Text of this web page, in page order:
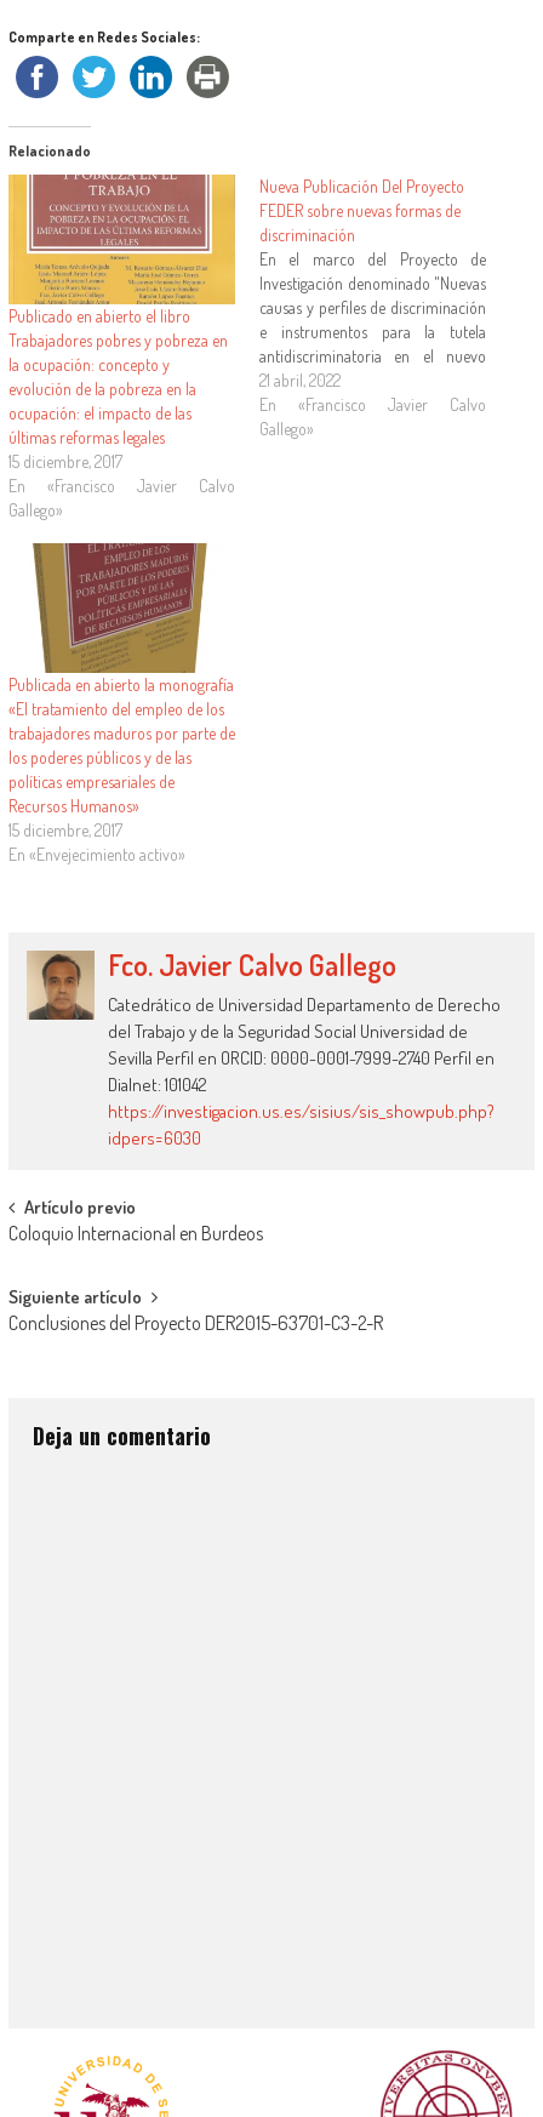
Comparte en Redes Sociales:
Relacionado
Publicado en abierto el libro
Trabajadores pobres y pobreza en
la ocupación: concepto y
evolución de la pobreza en la
ocupación: el impacto de las
últimas reformas legales
15 diciembre, 2017
En «Francisco Javier Calvo
Gallego»
Nueva Publicación Del Proyecto
FEDER sobre nuevas formas de
discriminación
En el marco del Proyecto de
Investigación denominado "Nuevas
causas y perfiles de discriminación
e instrumentos para la tutela
antidiscriminatoria en el nuevo
contexto tecnológico y social"
(US-1264479), ha sido publicada la
monografía «Realidad Social y
21 abril, 2022
En «Francisco Javier Calvo
Gallego»
Publicada en abierto la monografía
«El tratamiento del empleo de los
trabajadores maduros por parte de
los poderes públicos y de las
políticas empresariales de
Recursos Humanos»
15 diciembre, 2017
En «Envejecimiento activo»
Fco. Javier Calvo Gallego
Catedrático de Universidad Departamento de Derecho
del Trabajo y de la Seguridad Social Universidad de
Sevilla Perfil en ORCID: 0000-0001-7999-2740 Perfil en
Dialnet: 101042
https://investigacion.us.es/sisius/sis_showpub.php?
idpers=6030
Artículo previo
Coloquio Internacional en Burdeos
Siguiente artículo
Conclusiones del Proyecto DER2015-63701-C3-2-R
Deja un comentario